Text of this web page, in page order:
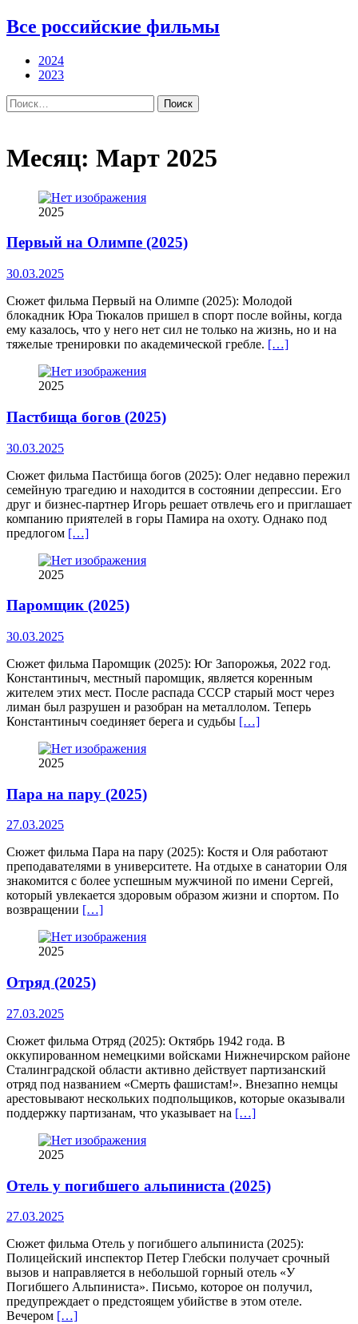
Все российские фильмы
2024
2023
Найти:
Месяц: Март 2025
2025
Первый на Олимпе (2025)
30.03.2025
Сюжет фильма Первый на Олимпе (2025): Молодой
блокадник Юра Тюкалов пришел в спорт после войны, когда
ему казалось, что у него нет сил не только на жизнь, но и на
тяжелые тренировки по академической гребле. […]
2025
Пастбища богов (2025)
30.03.2025
Сюжет фильма Пастбища богов (2025): Олег недавно пережил
семейную трагедию и находится в состоянии депрессии. Его
друг и бизнес-партнер Игорь решает отвлечь его и приглашает
компанию приятелей в горы Памира на охоту. Однако под
предлогом […]
2025
Паромщик (2025)
30.03.2025
Сюжет фильма Паромщик (2025): Юг Запорожья, 2022 год.
Константиныч, местный паромщик, является коренным
жителем этих мест. После распада СССР старый мост через
лиман был разрушен и разобран на металлолом. Теперь
Константиныч соединяет берега и судьбы […]
2025
Пара на пару (2025)
27.03.2025
Сюжет фильма Пара на пару (2025): Костя и Оля работают
преподавателями в университете. На отдыхе в санатории Оля
знакомится с более успешным мужчиной по имени Сергей,
который увлекается здоровым образом жизни и спортом. По
возвращении […]
2025
Отряд (2025)
27.03.2025
Сюжет фильма Отряд (2025): Октябрь 1942 года. В
оккупированном немецкими войсками Нижнечирском районе
Сталинградской области активно действует партизанский
отряд под названием «Смерть фашистам!». Внезапно немцы
арестовывают нескольких подпольщиков, которые оказывали
поддержку партизанам, что указывает на […]
2025
Отель у погибшего альпиниста (2025)
27.03.2025
Сюжет фильма Отель у погибшего альпиниста (2025):
Полицейский инспектор Петер Глебски получает срочный
вызов и направляется в небольшой горный отель «У
Погибшего Альпиниста». Письмо, которое он получил,
предупреждает о предстоящем убийстве в этом отеле.
Вечером […]